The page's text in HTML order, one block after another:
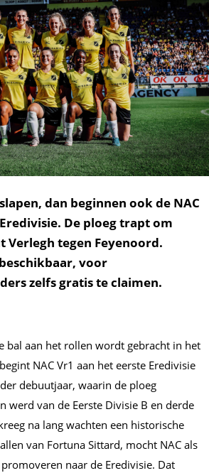
dan beginnen ook de NAC
De ploeg trapt om
Verlegh tegen Feyenoord.
voor
zelfs gratis te claimen.
bal aan het rollen wordt gebracht in het
NAC Vr1 aan het eerste Eredivisie
debuutjaar, waarin de ploeg
werd van de Eerste Divisie B en derde
na lang wachten een historische
van Fortuna Sittard, mocht NAC als
naar de Eredivisie. Dat